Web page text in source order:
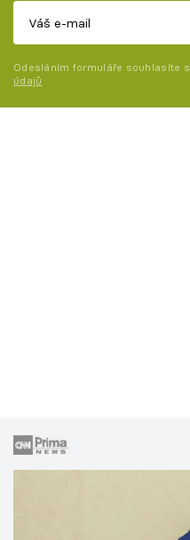
Odesláním formuláře souhlasíte s
údajů